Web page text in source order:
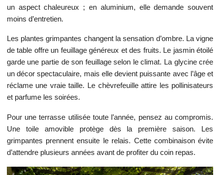
un aspect chaleureux ; en aluminium, elle demande souvent
moins d’entretien.
Les plantes grimpantes changent la sensation d’ombre. La vigne
de table offre un feuillage généreux et des fruits. Le jasmin étoilé
garde une partie de son feuillage selon le climat. La glycine crée
un décor spectaculaire, mais elle devient puissante avec l’âge et
réclame une vraie taille. Le chèvrefeuille attire les pollinisateurs
et parfume les soirées.
Pour une terrasse utilisée toute l’année, pensez au compromis.
Une toile amovible protège dès la première saison. Les
grimpantes prennent ensuite le relais. Cette combinaison évite
d’attendre plusieurs années avant de profiter du coin repas.